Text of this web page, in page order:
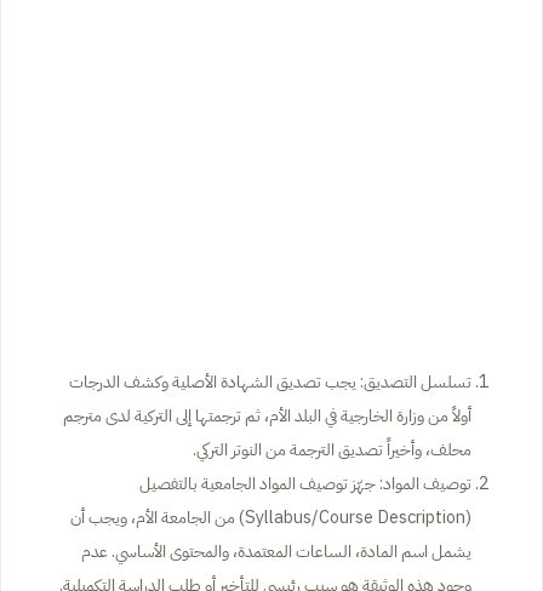
تسلسل التصديق: يجب تصديق الشهادة الأصلية وكشف الدرجات
أولاً من وزارة الخارجية في البلد الأم، ثم ترجمتها إلى التركية لدى مترجم
محلف، وأخيراً تصديق الترجمة من النوتر التركي.
توصيف المواد: جهّز توصيف المواد الجامعية بالتفصيل
(Syllabus/Course Description) من الجامعة الأم، ويجب أن
يشمل اسم المادة، الساعات المعتمدة، والمحتوى الأساسي. عدم
وجود هذه الوثيقة هو سبب رئيسي للتأخير أو طلب الدراسة التكميلية.